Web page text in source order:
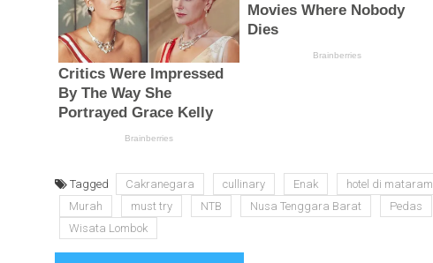
Tagged Cakranegara cullinary Enak hotel di mataram
Murah
must try NTB Nusa Tenggara Barat Pedas
Wisata Lombok